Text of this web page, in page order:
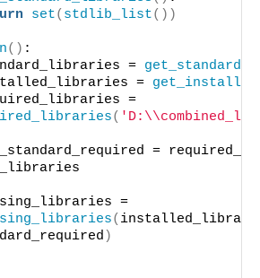
set( stdlib_list())
() :
=
=
(
=
(
)